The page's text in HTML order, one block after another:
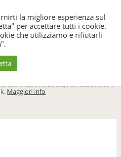
commissione se acquisti attraverso i
Maggiori info
la migliore esperienza sul
per accettare tutti i cookie.
che utilizziamo e rifiutarli